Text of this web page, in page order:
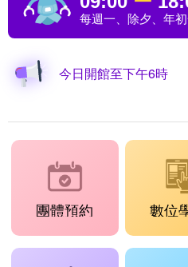
每週一、除夕、年
今日開館至下午6時
團體預約 數位